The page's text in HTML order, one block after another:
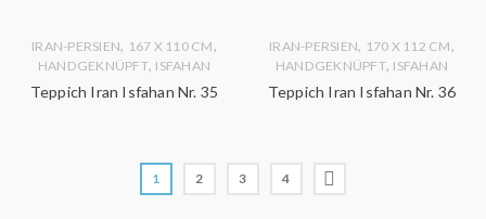
IRAN-PERSIEN, 167 X 110 CM,
HANDGEKNÜPFT, ISFAHAN
Teppich Iran Isfahan Nr. 35
IRAN-PERSIEN, 170 X 112 CM,
HANDGEKNÜPFT, ISFAHAN
Teppich Iran Isfahan Nr. 36
1 2 3 4